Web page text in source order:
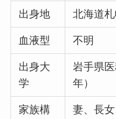
出身地 北海道
血液型 不明
出身大
学
岩手県
年）
家族構
妻、長